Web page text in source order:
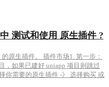
测试和使用 原生插件 ?
原生插件。 插件市场1. 第一步：
，如果已建好 uniapp 项目则跳过
你需要的原生插件 -》 选择购买 或